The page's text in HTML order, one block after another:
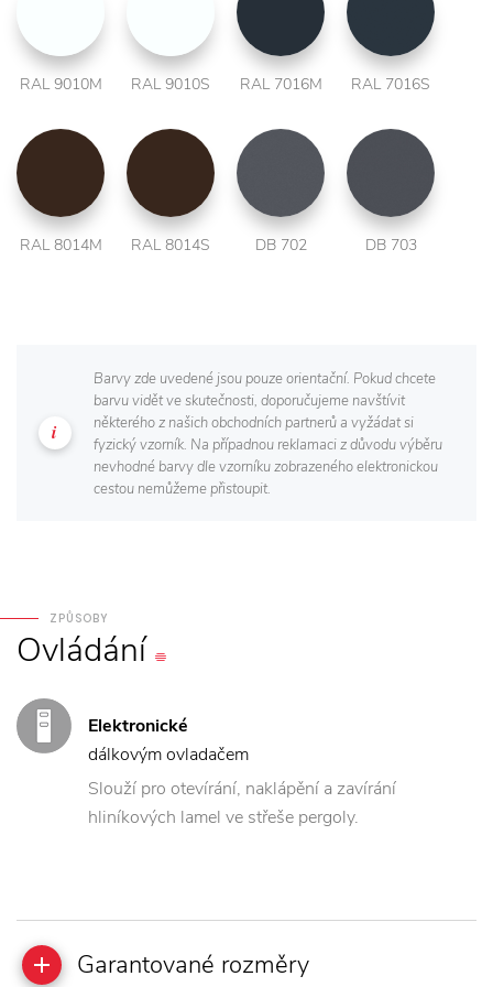
RAL 9010M RAL 9010S RAL 7016M RAL 7016S
RAL 8014M RAL 8014S DB 702 DB 703
Barvy zde uvedené jsou pouze orientační. Pokud chcete
barvu vidět ve skutečnosti, doporučujeme navštívit
některého z našich obchodních partnerů a vyžádat si
fyzický vzorník. Na případnou reklamaci z důvodu výběru
nevhodné barvy dle vzorníku zobrazeného elektronickou
cestou nemůžeme přistoupit.
ZPŮSOBY
Ovládání
Elektronické
dálkovým ovladačem
Slouží pro otevírání, naklápění a zavírání
hliníkových lamel ve střeše pergoly.
Garantované rozměry